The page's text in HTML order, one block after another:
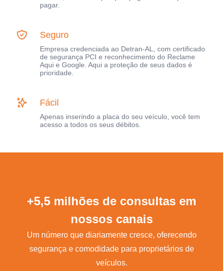
pagar.
Seguro
Empresa credenciada ao Detran-AL, com certificado
de segurança PCI e reconhecimento do Reclame
Aqui e Google. Aqui a proteção de seus dados é
prioridade.
Fácil
Apenas inserindo a placa do seu veículo, você tem
acesso a todos os seus débitos.
+5,5 milhões de consultas em
nossos canais
Um número que diariamente cresce, oferecendo
segurança e comodidade para proprietários de
veículos.